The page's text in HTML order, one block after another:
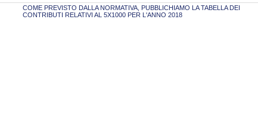
COME PREVISTO DALLA NORMATIVA, PUBBLICHIAMO LA TABELLA DEI
CONTRIBUTI RELATIVI AL 5X1000 PER L'ANNO 2018